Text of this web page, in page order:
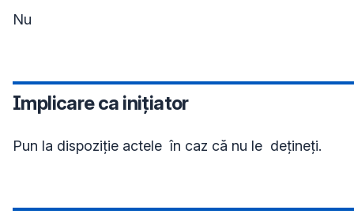
Nu
Implicare ca inițiator
Pun la dispoziție actele  în caz că nu le  dețineți.